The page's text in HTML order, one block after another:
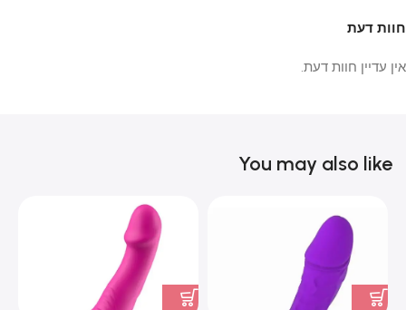
חוות דעת
אין עדיין חוות דעת.
You may also like